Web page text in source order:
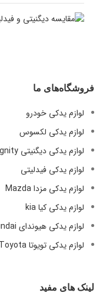
فروشگاه‌های ما
لوازم یدکی خودرو
لوازم یدکی لکسوس
لوازم یدکی دیگنیتی dignity
لوازم یدکی فیدلیتی
لوازم یدکی مزدا Mazda
لوازم یدکی کیا kia
لوازم یدکی هیوندای Hyundai
لوازم یدکی تویوتا Toyota
لینک های مفید